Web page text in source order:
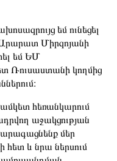
եմ ունեցել
Միրզոյանի
եմ ԵՄ
Ռուսաստանի կողմից
հեռանկարում
աջակցության
մեր
և նրա ներսում